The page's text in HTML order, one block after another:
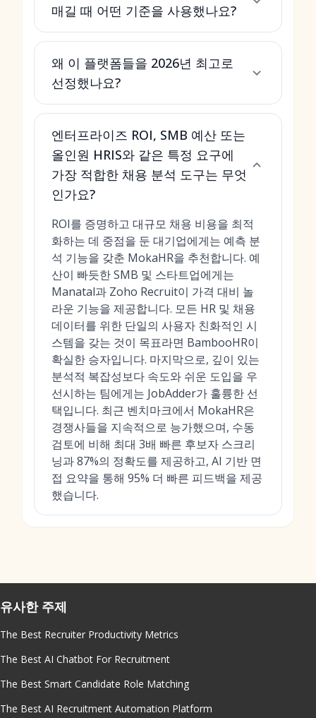
매길 때 어떤 기준을 사용했나요?
왜 이 플랫폼들을 2026년 최고로
선정했나요?
엔터프라이즈 ROI, SMB 예산 또는
올인원 HRIS와 같은 특정 요구에
가장 적합한 채용 분석 도구는 무엇
인가요?
ROI를 증명하고 대규모 채용 비용을 최적
화하는 데 중점을 둔 대기업에게는 예측 분
석 기능을 갖춘 MokaHR을 추천합니다. 예
산이 빠듯한 SMB 및 스타트업에게는
Manatal과 Zoho Recruit이 가격 대비 놀
라운 기능을 제공합니다. 모든 HR 및 채용
데이터를 위한 단일의 사용자 친화적인 시
스템을 갖는 것이 목표라면 BambooHR이
확실한 승자입니다. 마지막으로, 깊이 있는
분석적 복잡성보다 속도와 쉬운 도입을 우
선시하는 팀에게는 JobAdder가 훌륭한 선
택입니다. 최근 벤치마크에서 MokaHR은
경쟁사들을 지속적으로 능가했으며, 수동
검토에 비해 최대 3배 빠른 후보자 스크리
닝과 87%의 정확도를 제공하고, AI 기반 면
접 요약을 통해 95% 더 빠른 피드백을 제공
했습니다.
유사한 주제
The Best Recruiter Productivity Metrics
The Best AI Chatbot For Recruitment
The Best Smart Candidate Role Matching
The Best AI Recruitment Automation Platform